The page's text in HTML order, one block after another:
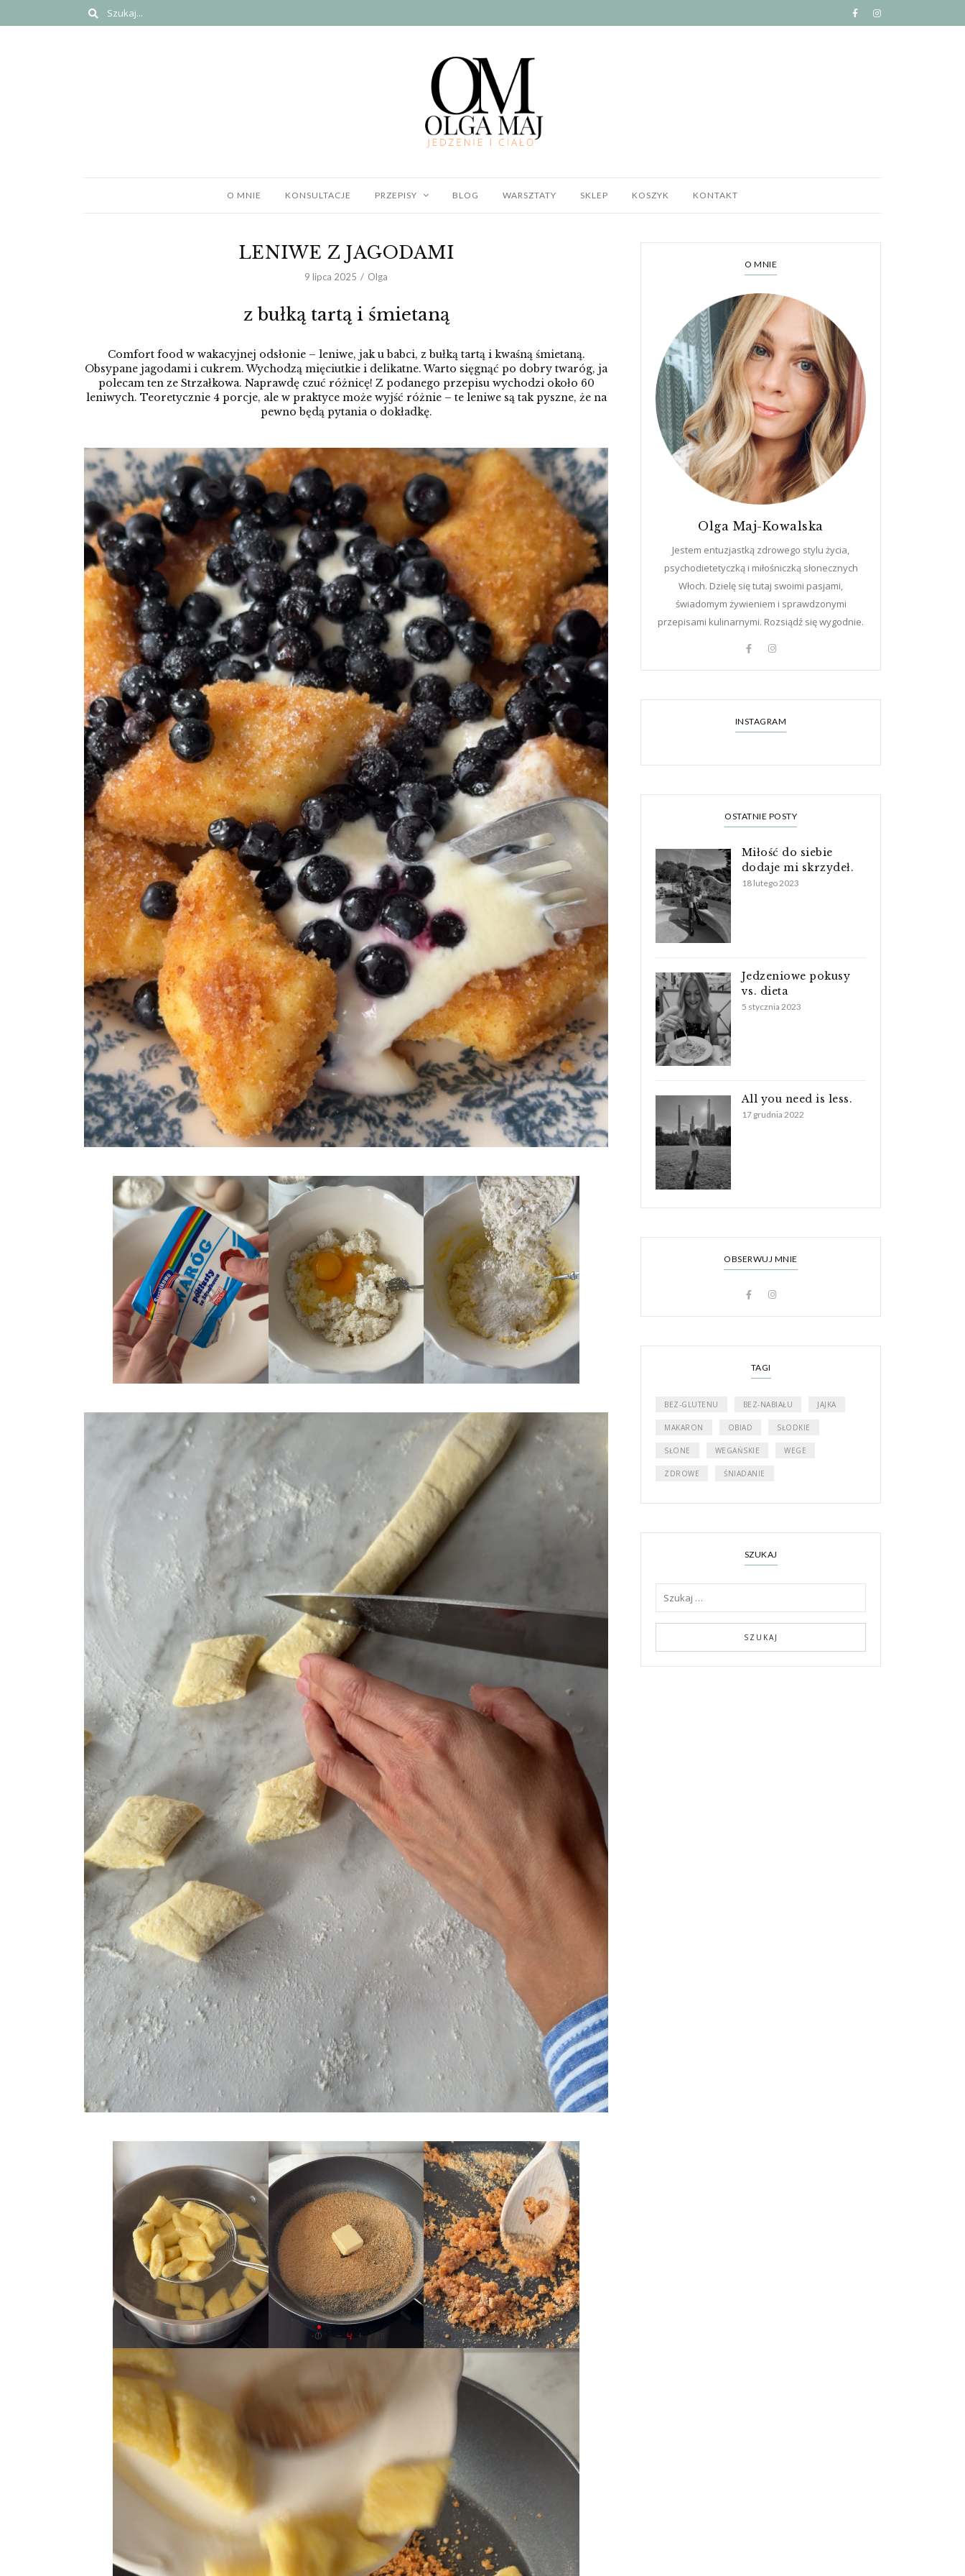
O MNIE KONSULTACJE PRZEPISY BLOG WARSZTATY SKLEP KOSZYK KONTAKT
LENIWE Z JAGODAMI
9 lipca 2025 Olga
z bułką tartą i śmietaną
Comfort food w wakacyjnej odsłonie – leniwe, jak u babci, z bułką tartą i kwaśną śmietaną.
Obsypane jagodami i cukrem. Wychodzą mięciutkie i delikatne. Warto sięgnąć po dobry twaróg, ja
polecam ten ze Strzałkowa. Naprawdę czuć różnicę! Z podanego przepisu wychodzi około 60
leniwych. Teoretycznie 4 porcje, ale w praktyce może wyjść różnie – te leniwe są tak pyszne, że na
pewno będą pytania o dokładkę.
O MNIE
Olga Maj-Kowalska
Jestem entuzjastką zdrowego stylu życia,
psychodietetyczką i miłośniczką słonecznych
Włoch. Dzielę się tutaj swoimi pasjami,
świadomym żywieniem i sprawdzonymi
przepisami kulinarnymi. Rozsiądź się wygodnie.
INSTAGRAM
OSTATNIE POSTY
Miłość do siebie
dodaje mi skrzydeł.
18 lutego 2023
Jedzeniowe pokusy
vs. dieta
5 stycznia 2023
All you need is less.
17 grudnia 2022
OBSERWUJ MNIE
TAGI
BEZ-GLUTENU BEZ-NABIAŁU JAJKA
MAKARON OBIAD SŁODKIE
SŁONE WEGAŃSKIE WEGE
ZDROWE ŚNIADANIE
SZUKAJ